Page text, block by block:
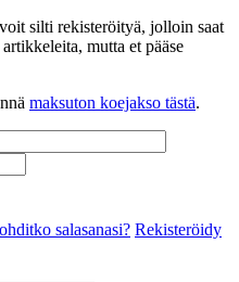
silti rekisteröityä, jolloin saat
mutta et pääse
maksuton koejakso tästä.
salasanasi? Rekisteröidy